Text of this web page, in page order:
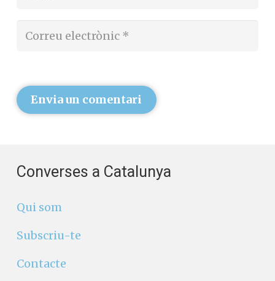
Envia un comentari
Converses a Catalunya
Qui som
Subscriu-te
Contacte